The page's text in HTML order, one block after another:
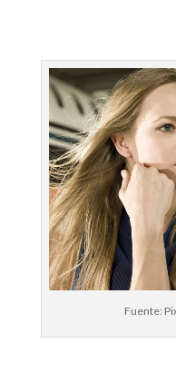
Fuente: